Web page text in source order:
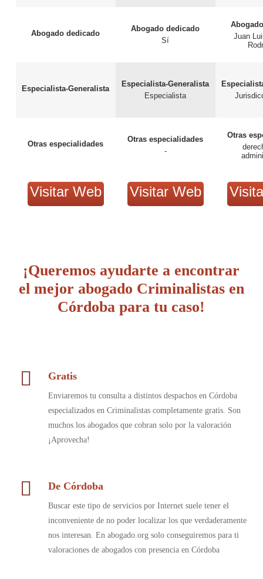
Abogado dedicado
Especialista-Generalista
Otras especialidades
Visitar Web
Abogado dedicado
Sí
Especialista-Generalista
Especialista
Otras especialidades
-
Visitar Web
Juan
Otras
¡Queremos ayudarte a encontrar
el mejor abogado Criminalistas en
Córdoba para tu caso!
Gratis
Enviaremos tu consulta a distintos despachos en Córdoba
especializados en Criminalistas completamente gratis. Son
muchos los abogados que cobran solo por la valoración
¡Aprovecha!
De Córdoba
Buscar este tipo de servicios por Internet suele tener el
inconveniente de no poder localizar los que verdaderamente
nos interesan. En abogado.org solo conseguiremos para ti
valoraciones de abogados con presencia en Córdoba